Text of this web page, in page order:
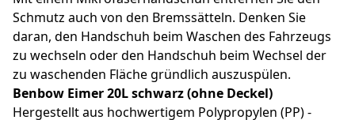
Schmutz auch von den Bremssätteln. Denken Sie
daran, den Handschuh beim Waschen des Fahrzeugs
zu wechseln oder den Handschuh beim Wechsel der
zu waschenden Fläche gründlich auszuspülen.
Benbow Eimer 20L schwarz (ohne Deckel)
Hergestellt aus hochwertigem Polypropylen (PP) -